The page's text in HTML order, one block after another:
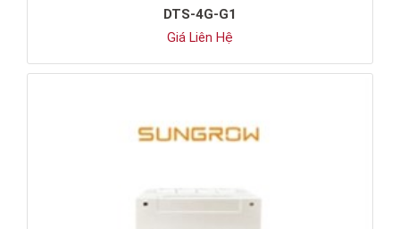
DTS-4G-G1
Giá Liên Hệ